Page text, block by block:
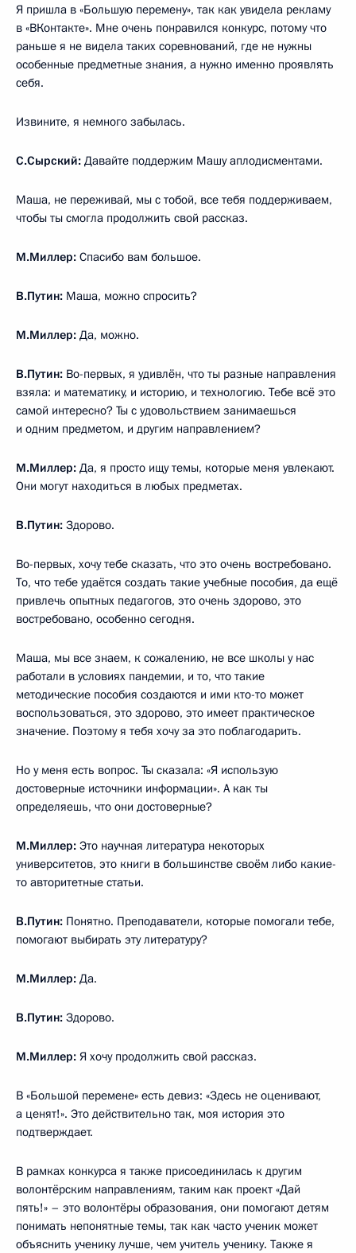
Я пришла в «Большую перемену», так как увидела рекламу
в «ВКонтакте». Мне очень понравился конкурс, потому что
раньше я не видела таких соревнований, где не нужны
особенные предметные знания, а нужно именно проявлять
себя.
Извините, я немного забылась.
С.Сырский: Давайте поддержим Машу аплодисментами.
Маша, не переживай, мы с тобой, все тебя поддерживаем,
чтобы ты смогла продолжить свой рассказ.
М.Миллер: Спасибо вам большое.
В.Путин: Маша, можно спросить?
М.Миллер: Да, можно.
В.Путин: Во-первых, я удивлён, что ты разные направления
взяла: и математику, и историю, и технологию. Тебе всё это
самой интересно? Ты с удовольствием занимаешься
и одним предметом, и другим направлением?
М.Миллер: Да, я просто ищу темы, которые меня увлекают.
Они могут находиться в любых предметах.
В.Путин: Здорово.
Во-первых, хочу тебе сказать, что это очень востребовано.
То, что тебе удаётся создать такие учебные пособия, да ещё
привлечь опытных педагогов, это очень здорово, это
востребовано, особенно сегодня.
Маша, мы все знаем, к сожалению, не все школы у нас
работали в условиях пандемии, и то, что такие
методические пособия создаются и ими кто-то может
воспользоваться, это здорово, это имеет практическое
значение. Поэтому я тебя хочу за это поблагодарить.
Но у меня есть вопрос. Ты сказала: «Я использую
достоверные источники информации». А как ты
определяешь, что они достоверные?
М.Миллер: Это научная литература некоторых
университетов, это книги в большинстве своём либо какие-
то авторитетные статьи.
В.Путин: Понятно. Преподаватели, которые помогали тебе,
помогают выбирать эту литературу?
М.Миллер: Да.
В.Путин: Здорово.
М.Миллер: Я хочу продолжить свой рассказ.
В «Большой перемене» есть девиз: «Здесь не оценивают,
а ценят!». Это действительно так, моя история это
подтверждает.
В рамках конкурса я также присоединилась к другим
волонтёрским направлениям, таким как проект «Дай
пять!» – это волонтёры образования, они помогают детям
понимать непонятные темы, так как часто ученик может
объяснить ученику лучше, чем учитель ученику. Также я